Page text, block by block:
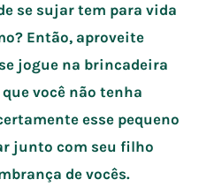
se sujar tem para vida
Então, aproveite
jogue na brincadeira
você não tenha
esse pequeno
junto com seu filho
de vocês.